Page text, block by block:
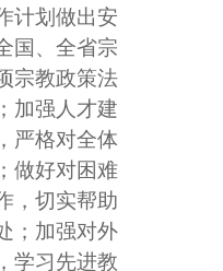
计划做出安
国、全省宗
宗教政策法
加强人才建
严格对全体
做好对困难
，切实帮助
；加强对外
学习先进教